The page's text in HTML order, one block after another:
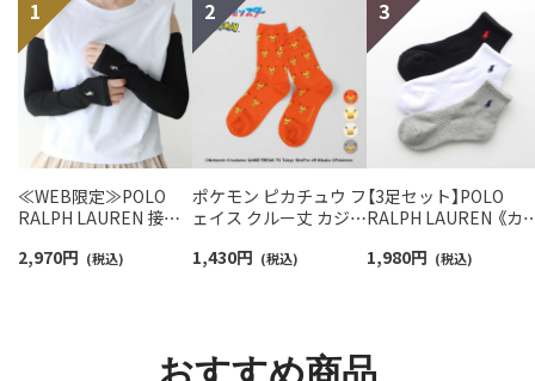
≪WEB限定≫POLO
RALPH LAUREN 接触
ームカバー ＆ レッグウ
2,970円 (税込)
ポケモン ピカチュウ フ
ェイス クルー丈 カジュ
ス 日本製 03307006
1,430円 (税込)
【3足セット】POLO
RALPH LAUREN 《カ
アーチサポート ワンポ
1,980円 (税込)
おすすめ商品